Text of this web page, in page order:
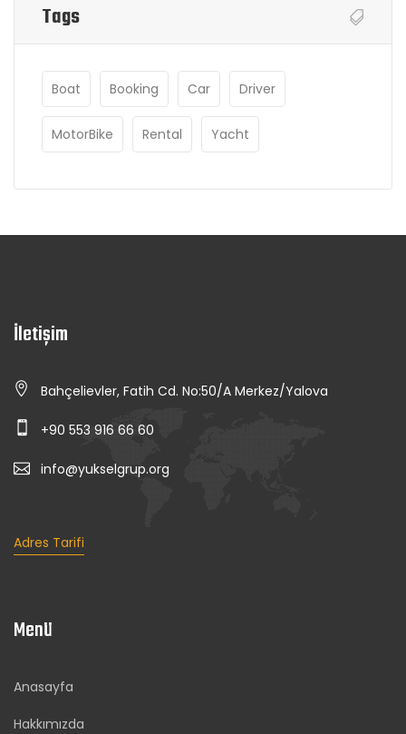
Tags
Boat Booking Car Driver
MotorBike Rental Yacht
İletişim
Bahçelievler, Fatih Cd. No:50/A Merkez/Yalova
+90 553 916 66 60
info@yukselgrup.org
Adres Tarifi
Menü
Anasayfa
Hakkımızda